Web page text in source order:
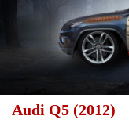
Audi Q5 (2012)